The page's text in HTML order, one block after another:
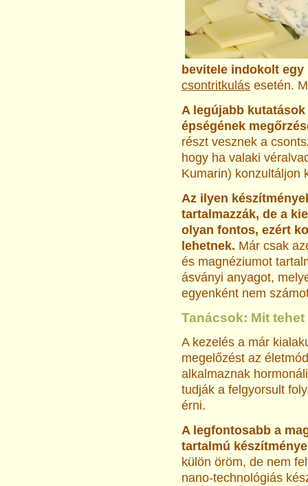
bevitele indokolt
csontritkulás esetén.
A legújabb
épségének
részt vesznek a
hogy ha valaki
Kumarin) konzultáljon
Az ilyen
tartalmazzák, de a
olyan fontos, ezért
lehetnek. Már csak
és magnéziumot
ásványi anyagot,
egyenként nem
Tanácsok: Mit
A kezelés a már
megelőzést az
alkalmaznak
tudják a felgyorsult
érni.
A legfontosabb a
tartalmú
külön öröm, de nem
nano-technológiás